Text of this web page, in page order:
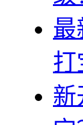
最
打
新